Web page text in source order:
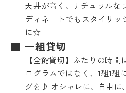
天井が高く、ナチュラルな
ディネートでもスタイリッ
に☆
一組貸切
【全館貸切】ふたりの時
ログラムではなく、1組1組
グを♪ オシャレに、自由に